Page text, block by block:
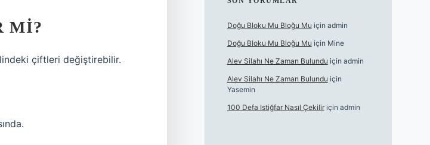
MI?
çiftleri değiştirebilir.
Doğu Bloku Mu Bloğu Mu için admin
Doğu Bloku Mu Bloğu Mu için Mine
Alev Silahı Ne Zaman Bulundu için admin
Alev Silahı Ne Zaman Bulundu için
Yasemin
100 Defa Istiğfar Nasıl Çekiliriçin admin